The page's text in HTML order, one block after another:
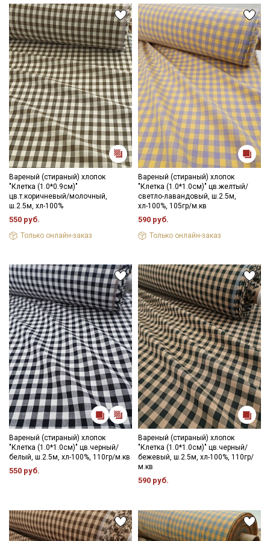
Ткань натуральная дает усадку до 7%, перед пошивом
постирайте отрез при температуре дальнейших стирок, не
выше 40C, для исключения усадки ткани в готовом изделии.
Уход:
- стирка до 30-40C;
- противопоказано употребление отбеливателей;
- сушить в расправленном, подвешенном состоянии (не
пересушивать).
Цветопередача может отличаться от оригинального цвета
ткани в зависимости от настроек вашего монитора и в
зависимости от партии тон ткани может отличаться.
Вареный (стираный) хлопок
"Клетка (1.0*0.9см)"
цв.т.коричневый/молочный,
ш.2.5м, хл-100%
550 руб.
Только онлайн-заказ
Вареный (стираный) хлопок
"Клетка (1.0*1.0см)" цв.желтый/
светло-лавандовый, ш.2.5м,
хл-100%, 105гр/м.кв
590 руб.
Только онлайн-заказ
Вареный (стираный) хлопок
"Клетка (1.0*1.0см)" цв.черный/
белый, ш.2.5м, хл-100%, 110гр/м.кв
550 руб.
Вареный (стираный) хлопок
"Клетка (1.0*1.0см)" цв.черный/
бежевый, ш.2.5м, хл-100%, 110гр/
м.кв
590 руб.
Секретная рассылка от Купава